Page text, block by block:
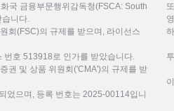
국 금융부문행위감독청(FSCA: South
니다.
회(FSC)의 규제를 받으며, 라이선스
번호 513918로 인가를 받았습니다.
권 및 상품 위원회('CMA')의 규제를 받
었으며, 등록 번호는 2025-00114입니